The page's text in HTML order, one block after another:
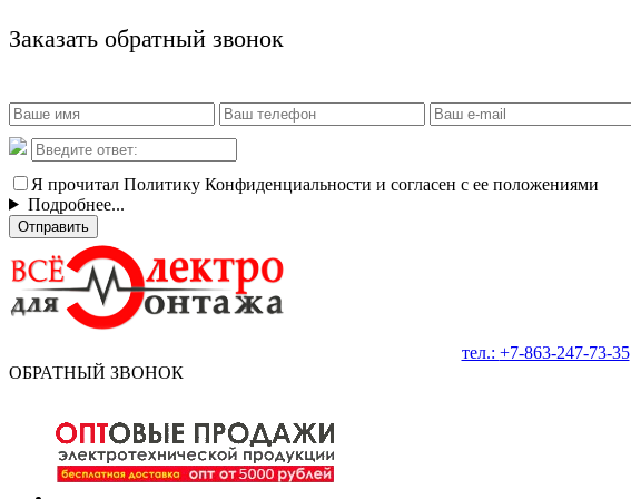
Заказать обратный звонок
Я прочитал Политику Конфиденциальности и согласен с ее положениями
Подробнее...
Отправить
тел.: +7-863-247-73-35
ОБРАТНЫЙ ЗВОНОК